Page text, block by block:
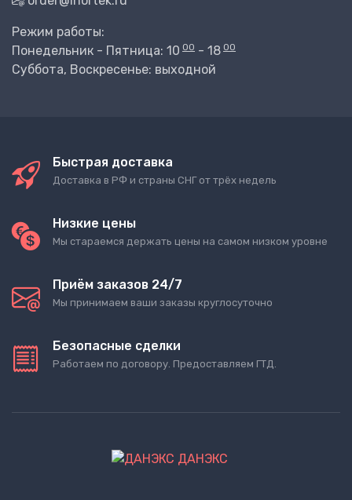
Режим работы:
Понедельник - Пятница: 10 00 - 18 00
Суббота, Воскресенье: выходной
Быстрая доставка
Доставка в РФ и страны СНГ от трёх недель
Низкие цены
Мы стараемся держать цены на самом низком уровне
Приём заказов 24/7
Мы принимаем ваши заказы круглосуточно
Безопасные сделки
Работаем по договору. Предоставляем ГТД.
ДАНЭКС